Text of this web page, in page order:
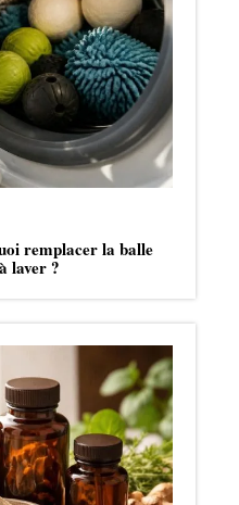
remplacer la balle
laver ?